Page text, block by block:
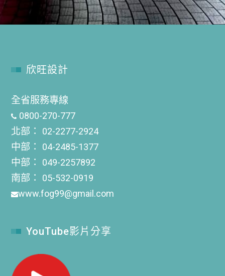
欣旺設計
全省服務專線
0800-270-777
北部： 02-2277-2924
中部： 04-2485-1377
中部： 049-2257892
南部： 05-532-0919
www.fog99@gmail.com
YouTube影片分享